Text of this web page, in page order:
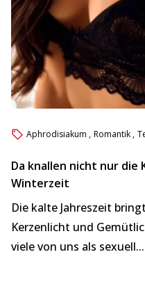
Aphrodisiakum , Romantik ,
Da knallen nicht nur
Winterzeit
Die kalte Jahreszeit
Kerzenlicht und
viele von uns als sexuell...